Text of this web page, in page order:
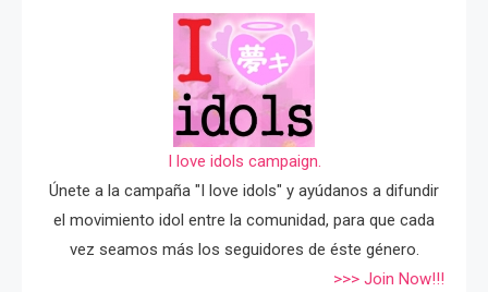
I love idols campaign.
Únete a la campaña "I love idols" y ayúdanos a difundir
el movimiento idol entre la comunidad, para que cada
vez seamos más los seguidores de éste género.
>>> Join Now!!!